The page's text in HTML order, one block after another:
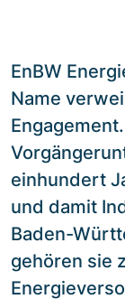
EnBW
Name
einhundert
und damit
Baden-
gehören sie